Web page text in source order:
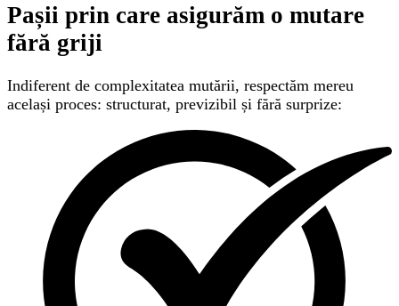
Pașii prin care asigurăm o mutare
fără griji
Indiferent de complexitatea mutării, respectăm mereu
același proces: structurat, previzibil și fără surprize: